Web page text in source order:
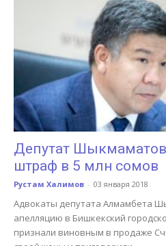
Депутат
штраф в 5 млн сомов
Рустам Халимов - 03 января 2018
Адвокаты депутата Алмамбета
апелляцию в Бишкекский
признали виновным в продаже